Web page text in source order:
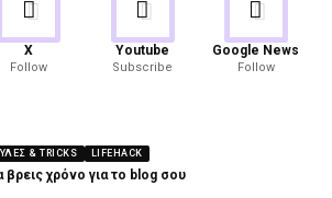
X
Follow
Youtube
Subscribe
Google News
Follow
& TRICKS LIFEHACK
χρόνο για το blog σου